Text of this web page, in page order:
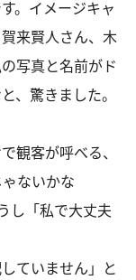
。イメージキャ
来賢人さん、木
写真と名前がド
、驚きました。
観客が呼べる、
ないかな
し「私で大丈夫
ていません」と